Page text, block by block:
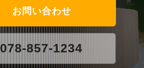
お問い合わせ
078-857-1234